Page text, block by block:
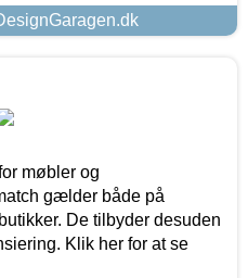
møbler og
gælder både på
De tilbyder desuden
Klik her for at se